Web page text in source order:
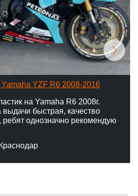
Yamaha YZF R6 2008-2016
на Yamaha R6 2008г.
выдачи быстрая, качество
ребят однозначно рекомендую